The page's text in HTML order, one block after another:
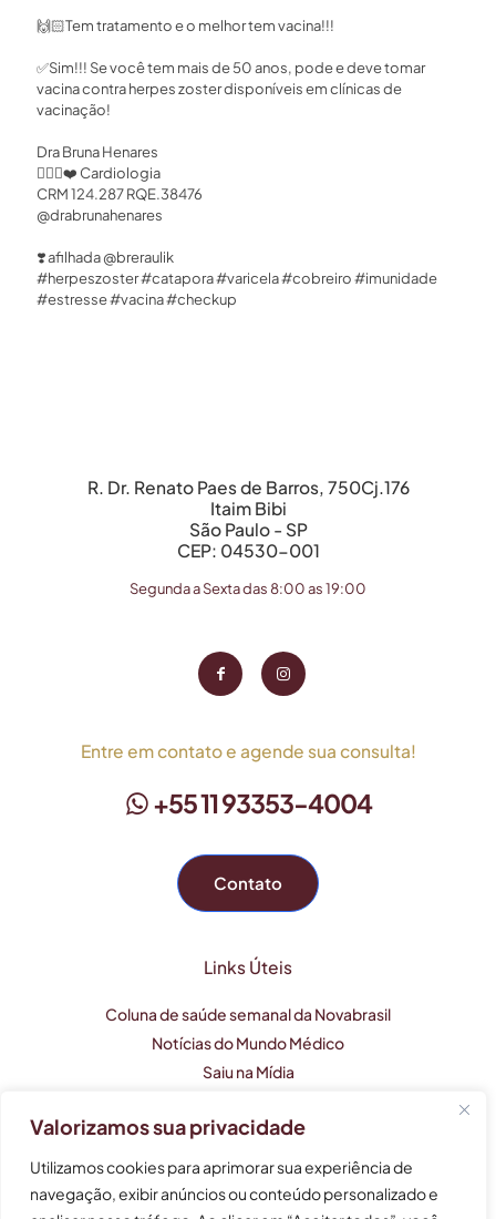
Valorizamos sua privacidade
Utilizamos cookies para aprimorar sua experiência de
navegação, exibir anúncios ou conteúdo personalizado e
🙌🏻Tem tratamento e o melhor tem vacina!!!⁣
✅Sim!!! Se você tem mais de 50 anos, pode e deve tomar
vacina contra herpes zoster disponíveis em clínicas de
vacinação!⁣
Dra Bruna Henares⁣⁣
👩🏻‍⚕️❤️ Cardiologia ⁣⁣
CRM 124.287 RQE.38476 ⁣⁣
@drabrunahenares ⁣
❣️ afilhada @breraulik ⁣
#herpeszoster #catapora #varicela #cobreiro #imunidade
#estresse #vacina #checkup
R. Dr. Renato Paes de Barros, 750Cj.176
Itaim Bibi
São Paulo - SP
CEP: 04530-001
Segunda a Sexta das 8:00 as 19:00
Entre em contato e agende sua consulta!
+55 11 93353-4004
Contato
Links Úteis
Coluna de saúde semanal da Novabrasil
Notícias do Mundo Médico
Saiu na Mídia
Este perfil profissional tem caráter apenas informativo e
não substitui uma consulta médica.